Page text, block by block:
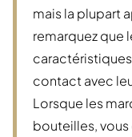
mais la plupart
remarquez que
contact avec
Lorsque les
bouteilles,